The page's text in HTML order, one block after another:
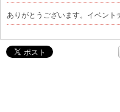
ありがとうございます。イベン